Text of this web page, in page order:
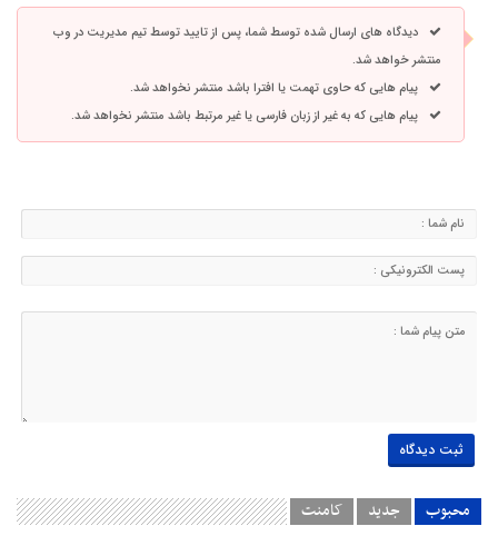
دیدگاه های ارسال شده توسط شما، پس از تایید توسط تیم مدیریت در وب
منتشر خواهد شد.
پیام هایی که حاوی تهمت یا افترا باشد منتشر نخواهد شد.
پیام هایی که به غیر از زبان فارسی یا غیر مرتبط باشد منتشر نخواهد شد.
محبوب جدید کامنت